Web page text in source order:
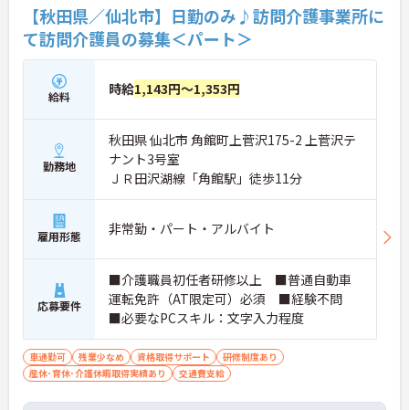
【秋田県／仙北市】日勤のみ♪訪問介護事業所に
て訪問介護員の募集＜パート＞
給料 時給1,143円～1,353円
勤務地
秋田県 仙北市 角館町上菅沢175-2 上菅沢テ
ナント3号室
ＪＲ田沢湖線「角館駅」徒歩11分
雇用形態 非常勤・パート・アルバイト
応募要件
■介護職員初任者研修以上 ■普通自動車
運転免許（AT限定可）必須 ■経験不問
■必要なPCスキル：文字入力程度
車通勤可 残業少なめ 資格取得サポート
研修制度あり
産休･育休･介護休暇取得実績あり
交通費支給